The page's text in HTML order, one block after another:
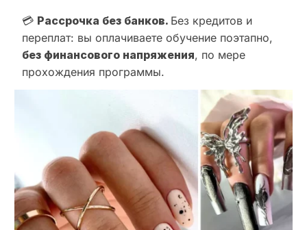
💳 Рассрочка без банков. Без кредитов и
переплат: вы оплачиваете обучение поэтапно,
без финансового напряжения, по мере
прохождения программы.